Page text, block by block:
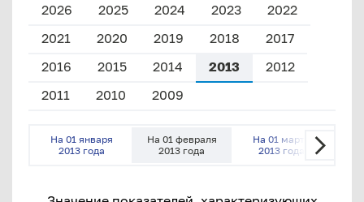
2026 2025 2024 2023
2022
2021
2020 2019 2018
2017
2016
2015 2014 2013
2012
2011
2010 2009
На 01 января
2013 года
На 01 февраля
2013 года
На 01 марта
2013 года